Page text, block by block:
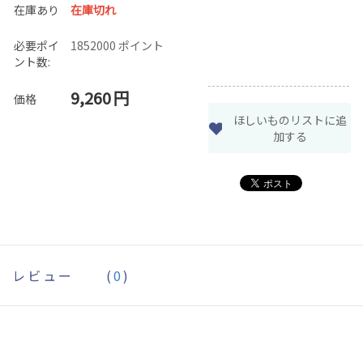
在庫あり 在庫切れ
必要ポイ
ント数:
1852000 ポイント
価格 9,260円
ほしいものリストに追
加する
レビュー (0)